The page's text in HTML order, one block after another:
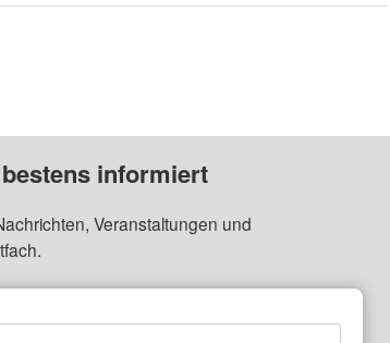
informiert
Veranstaltungen und